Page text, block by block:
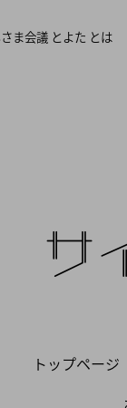
ま会議 とよた とは
サ
トップページ